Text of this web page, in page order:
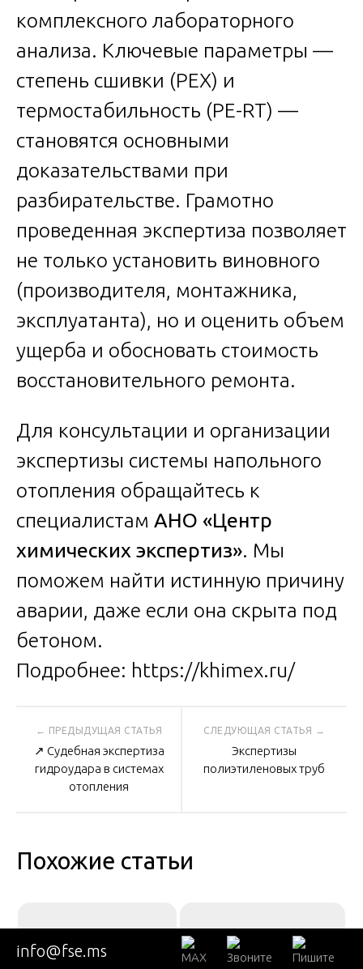
комплексного лабораторного
анализа. Ключевые параметры —
степень сшивки (PEX) и
термостабильность (PE-RT) —
становятся основными
доказательствами при
разбирательстве. Грамотно
проведенная экспертиза позволяет
не только установить виновного
(производителя, монтажника,
эксплуатанта), но и оценить объем
ущерба и обосновать стоимость
восстановительного ремонта.
Для консультации и организации
экспертизы системы напольного
отопления обращайтесь к
специалистам АНО «Центр
химических экспертиз». Мы
поможем найти истинную причину
аварии, даже если она скрыта под
бетоном.
Подробнее: https://khimex.ru/
Навигация
по
↗️ Судебная экспертиза
гидроудара в системах
отопления
Экспертизы
полиэтиленовых труб
Похожие статьи
info@fse.ms